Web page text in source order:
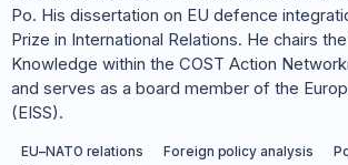
Po. His dissertation on EU defence
Prize in International Relations. He chairs
Knowledge within the COST Action
and serves as a board member of the
(EISS).
EU–NATO relations Foreign policy analysis